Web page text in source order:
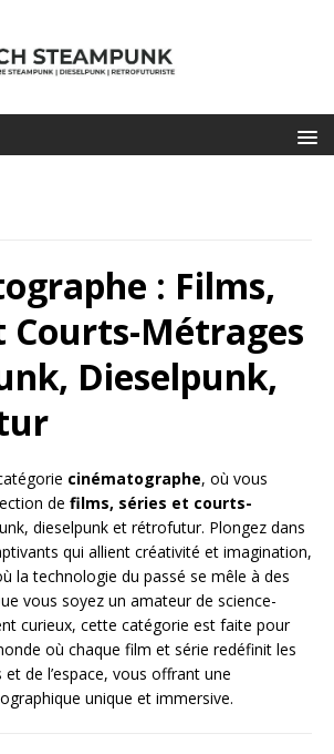
: Films,
Courts-Métrages
Dieselpunk,
cinématographe, où vous
de films, séries et courts-
dieselpunk et rétrofutur. Plongez dans
qui allient créativité et imagination,
la technologie du passé se mêle à des
vous soyez un amateur de science-
curieux, cette catégorie est faite pour
où chaque film et série redéfinit les
de l’espace, vous offrant une
unique et immersive.